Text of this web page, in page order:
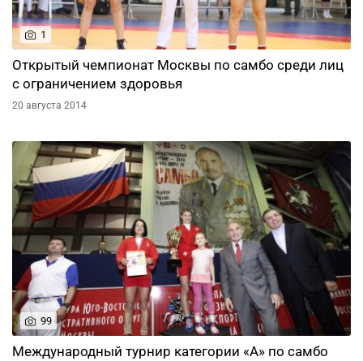
1
Открытый чемпионат Москвы по самбо среди лиц
с ограничением здоровья
20 августа 2014
99
Международный турнир категории «А» по самбо